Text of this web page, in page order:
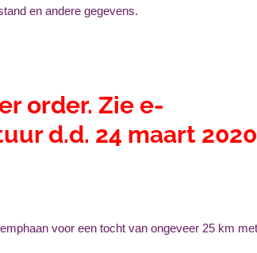
en andere gegevens.
order. Zie e-
d.d. 24 maart
voor een tocht van ongeveer 25 km met